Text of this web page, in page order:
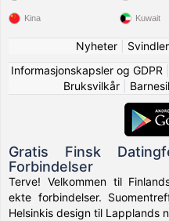
Kina Kuwait
Nyheter|
Informasjonskapsler og GDPR
Bruksvilkår
Gratis Finsk
Forbindelser
Terve! Velkommen til
ekte forbindelser.
Helsinkis design til Lapplands